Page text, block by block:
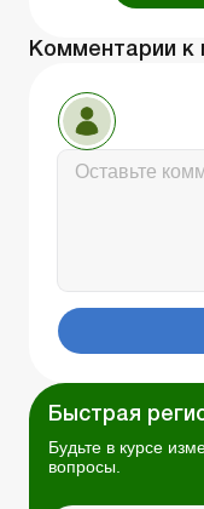
Комментарии к
Быстрая
Будьте в курсе
вопросы.